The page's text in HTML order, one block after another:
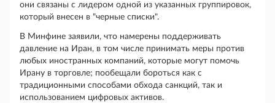
они связаны с лидером одной из указанных группировок,
который внесен в "черные списки".
В Минфине заявили, что намерены поддерживать
давление на Иран, в том числе принимать меры против
любых иностранных компаний, которые могут помочь
Ирану в торговле; пообещали бороться как с
традиционными способами обхода санкций, так и
использованием цифровых активов.